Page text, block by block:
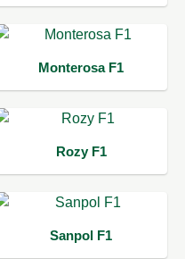
Monterosa F1
Rozy F1
Sanpol F1